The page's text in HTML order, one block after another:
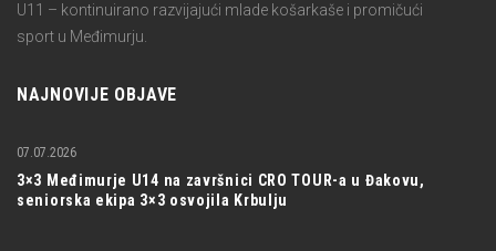
U11 – kontinuirano razvijajući mlade košarkaše i promičući
sport u Međimurju.
NAJNOVIJE OBJAVE
3×3 Međimurje U14 na završnici CRO TOUR-a u Đakovu,
seniorska ekipa 3×3 osvojila Krbulju
07.07.2026